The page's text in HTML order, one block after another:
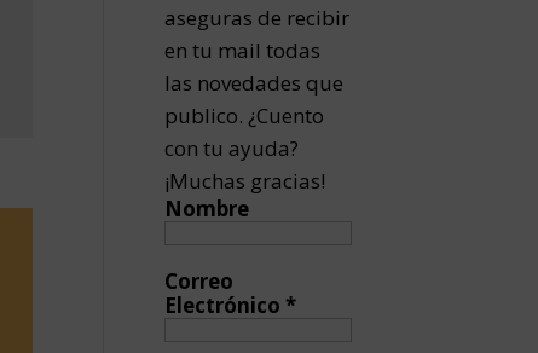
aseguras de recibir
en tu mail todas
las novedades que
publico. ¿Cuento
con tu ayuda?
¡Muchas gracias!
Nombre
Correo
Electrónico*